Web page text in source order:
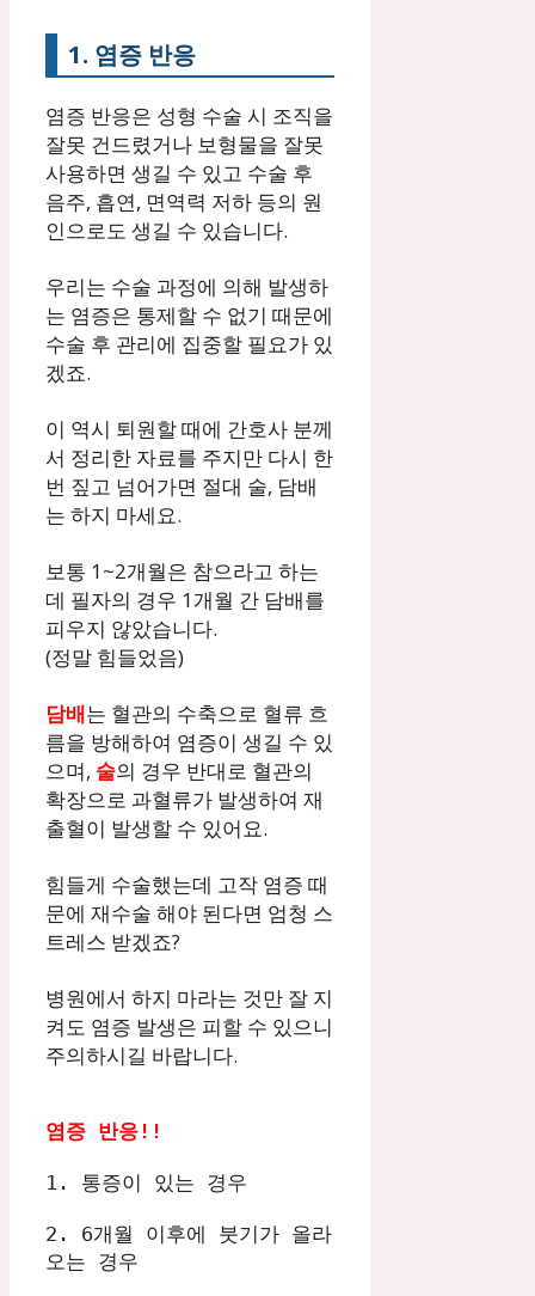
1. 염증 반응
염증 반응은 성형 수술 시 조직을
잘못 건드렸거나 보형물을 잘못
사용하면 생길 수 있고 수술 후
음주, 흡연, 면역력 저하 등의 원
인으로도 생길 수 있습니다.
우리는 수술 과정에 의해 발생하
는 염증은 통제할 수 없기 때문에
수술 후 관리에 집중할 필요가 있
겠죠.
이 역시 퇴원할 때에 간호사 분께
서 정리한 자료를 주지만 다시 한
번 짚고 넘어가면 절대 술, 담배
는 하지 마세요.
보통 1~2개월은 참으라고 하는
데 필자의 경우 1개월 간 담배를
피우지 않았습니다.
(정말 힘들었음)
담배는 혈관의 수축으로 혈류 흐
름을 방해하여 염증이 생길 수 있
으며, 술의 경우 반대로 혈관의
확장으로 과혈류가 발생하여 재
출혈이 발생할 수 있어요.
힘들게 수술했는데 고작 염증 때
문에 재수술 해야 된다면 엄청 스
트레스 받겠죠?
병원에서 하지 마라는 것만 잘 지
켜도 염증 발생은 피할 수 있으니
주의하시길 바랍니다.
염증 반응!!
1. 통증이 있는 경우
2. 6개월 이후에 붓기가 올라
오는 경우